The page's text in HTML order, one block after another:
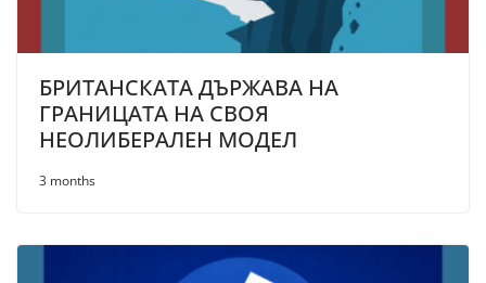
БРИТАНСКАТА ДЪРЖАВА НА
ГРАНИЦАТА НА СВОЯ
НЕОЛИБЕРАЛЕН МОДЕЛ
3 months